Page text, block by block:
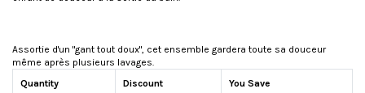
Assortie d'un "gant tout doux", cet ensemble gardera toute sa douceur
même après plusieurs lavages.
Quantity
Discount You Save